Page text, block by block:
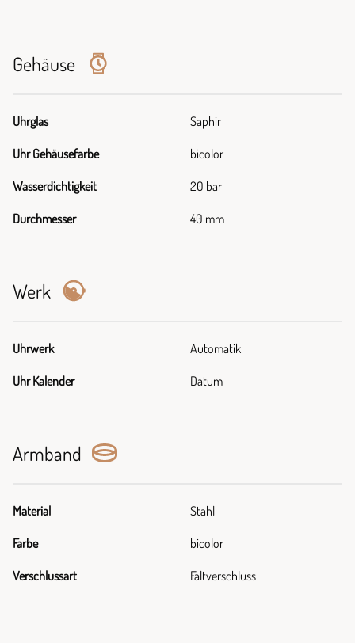
Gehäuse
Uhrglas Saphir
Uhr Gehäusefarbe bicolor
Wasserdichtigkeit 20 bar
Durchmesser 40 mm
Werk
Uhrwerk Automatik
Uhr Kalender Datum
Armband
Material Stahl
Farbe bicolor
Verschlussart Faltverschluss